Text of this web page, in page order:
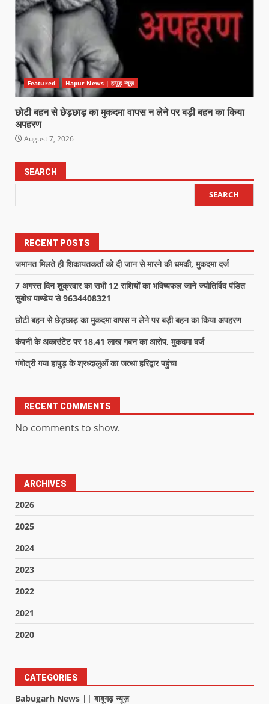
Featured Hapur News | हापुड़ न्यूज़
छोटी बहन से छेड़छाड़ का मुकदमा वापस न लेने पर बड़ी बहन का किया
अपहरण
August 7, 2026
SEARCH
SEARCH
RECENT POSTS
जमानत मिलते ही शिकायतकर्ता को दी जान से मारने की धमकी, मुकदमा दर्ज
7 अगस्त दिन शुक्रवार का सभी 12 राशियों का भविष्यफल जाने ज्योतिर्विद पंडित
सुबोध पाण्डेय से 9634408321
छोटी बहन से छेड़छाड़ का मुकदमा वापस न लेने पर बड़ी बहन का किया अपहरण
कंपनी के अकाउंटेंट पर 18.41 लाख गबन का आरोप, मुकदमा दर्ज
गंगोत्री गया हापुड़ के श्रध्दालुओं का जत्था हरिद्वार पहुंचा
RECENT COMMENTS
No comments to show.
ARCHIVES
2026
2025
2024
2023
2022
2021
2020
CATEGORIES
Babugarh News || बाबूगढ़ न्यूज़